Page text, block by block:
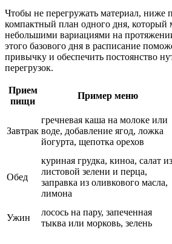
Чтобы не перегружать материал, ниже
компактный план одного дня, который
небольшими вариациями на
этого базового дня в расписание
привычку и обеспечить постоянство
перегрузок.
Прием
пищи
Пример меню
Завтрак
гречневая каша на молоке или
воде, добавление ягод, ложка
йогурта, щепотка орехов
Обед
куриная грудка, киноа, салат из
листовой зелени и перца,
заправка из оливкового масла,
лимона
Ужин
лосось на пару, запеченная
тыква или морковь, зелень